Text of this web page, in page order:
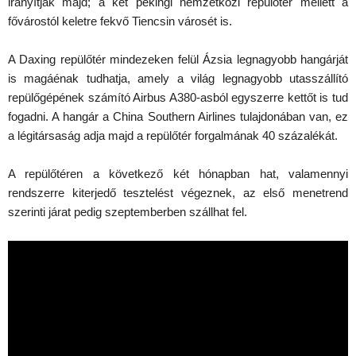
fővárostól keletre fekvő Tiencsin városét is.
A Daxing repülőtér mindezeken felül Ázsia legnagyobb hangárját
is magáénak tudhatja, amely a világ legnagyobb utasszállító
repülőgépének számító Airbus A380-asból egyszerre kettőt is tud
fogadni. A hangár a China Southern Airlines tulajdonában van, ez
a légitársaság adja majd a repülőtér forgalmának 40 százalékát.
A repülőtéren a következő két hónapban hat, valamennyi
rendszerre kiterjedő tesztelést végeznek, az első menetrend
szerinti járat pedig szeptemberben szállhat fel.